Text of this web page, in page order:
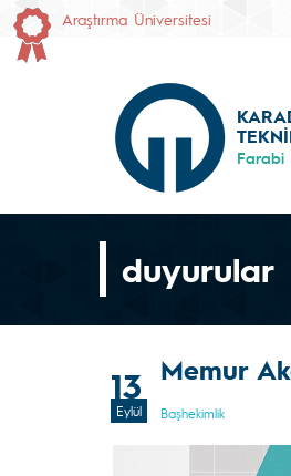
Araştırma Üniversitesi
Farabi
duyurular
13
Eylül
Memur
Başhekimlik